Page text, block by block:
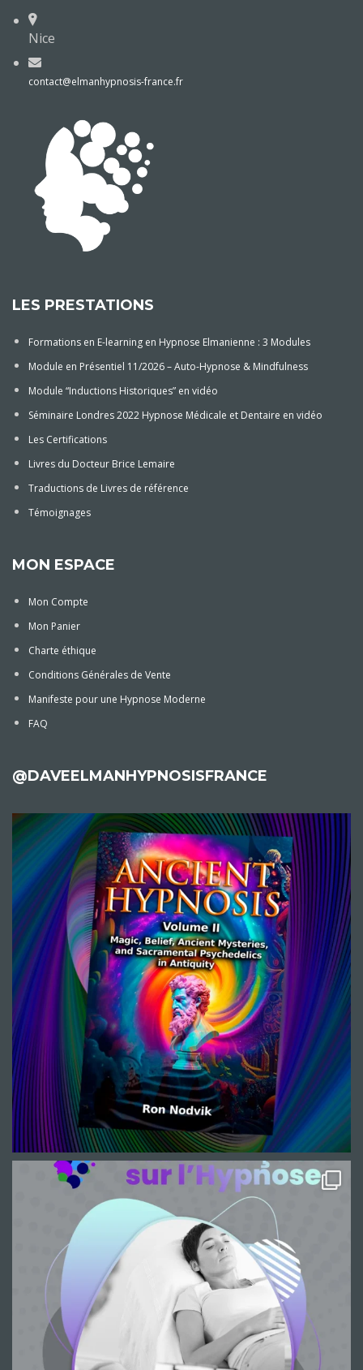
Nice
contact@elmanhypnosis-france.fr
LES PRESTATIONS
Formations en E-learning en Hypnose Elmanienne : 3 Modules
Module en Présentiel 11/2026 – Auto-Hypnose & Mindfulness
Module “Inductions Historiques” en vidéo
Séminaire Londres 2022 Hypnose Médicale et Dentaire en vidéo
Les Certifications
Livres du Docteur Brice Lemaire
Traductions de Livres de référence
Témoignages
MON ESPACE
Mon Compte
Mon Panier
Charte éthique
Conditions Générales de Vente
Manifeste pour une Hypnose Moderne
FAQ
@DAVEELMANHYPNOSISFRANCE